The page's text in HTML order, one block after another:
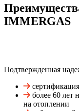
IMMERGAS
Подтвержденная
более 60 лет
на отоплении